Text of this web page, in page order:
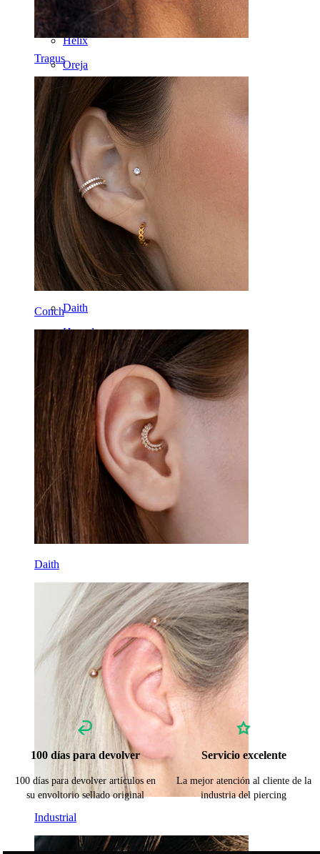
Tragus
Conch
Daith
Industrial
Dermales
Helix
Oreja
Septum
Oro 14K
Fake Piercings
Labrets
Lengua
Nariz
Tragus
Barras
Rook
Daith
Herraduras
Aros
Herramientas
Bananas
Lóbulo
Titanio
100 días para devolver
100 días para devolver artículos en
su envoltorio sellado original
Servicio excelente
La mejor atención al cliente de la
industria del piercing